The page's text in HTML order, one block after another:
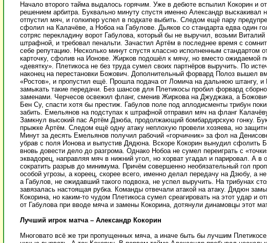
Начало второго тайма выдалось горячим. Уже в дебюте вспылил Кокорин и
решением арбитра. Буквально минуту спустя именно Александр выскакивал
отпустил мяч, и голкипер успел в подкате выбить. Следом ещё пару
сфолил на Калачёве, а Нобоа на Габулове. Дьяков со стандарта едва один
сотряс перекладину ворот Габулова, который бы не выручил, возьми
штрафной, и требовал пенальти. Зачастил Артём в последнее время с
себе репутацию. Несколько минут спустя классно исполненным стандартом
карточку, сфолив на Ионове. Жирков подошёл к мячу, но вместо ожидаемой
«девятку». Плетикоса не без труда сумел своих партнёров выручить. По
наконец на перестановки Божович. Дополнительный форвард Полоз вышел
«Ростов», и пропустил ещё. Прошла подача от Ломича на дальнюю штангу, и
замыкать такие передачи. Без шансов для Плетикосы пробил форвард
заменами. Черчесов освежил фланг, сменив Жиркова на Джуджака, а
Бен Су, спасти хотя бы престиж. Габулов поле под аплодисменты трибун
забить. Емельянов на подступах к штрафной отправил мяч на фланг
Замкнул высокий пас Артём Дзюба, продолжающий бомбардирскую гонку.
прыжке Артём. Следом ещё одну атаку неплохую провели хозяева, но
Минут за десять Емельянов получил рабочий «горчичник» за фол на
убрав с поля Ионова и выпустив Дядюна. Вскоре Кокорин вынудил сфолить
вновь довести дело до разгрома. Однако Нобоа не сумел переиграть с
эквадорец, направляя мяч в нижний угол, но хорват угадал и парировал. А в
сократить разрыв до минимума. Причём совершенно необязательный гол
особой угрозы, а кореец, скорее всего, именно делал передачу на Дзюбу, а
а Габулов, не ожидавший такого подвоха, не успел выручить. На трибунах
завязалась настоящая рубка. Команды отвечали атакой на атаку. Дядюн
Кокорина, но каким-то чудом Плетикоса сумел среагировать на этот удар и
от Габулова при вводе мяча и замены Кокорина, дотянули динамовцы этот
Лучший игрок матча – Александр Кокорин
Многовато всё же три пропущенных мяча, а иначе быть бы лучшим